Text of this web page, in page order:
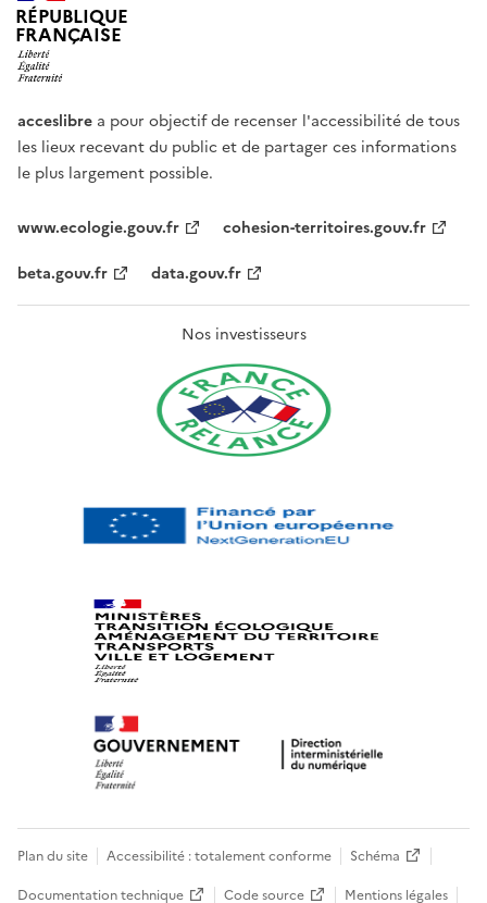
RÉPUBLIQUE
FRANÇAISE
acceslibre a pour objectif de recenser l'accessibilité de tous
les lieux recevant du public et de partager ces informations
le plus largement possible.
www.ecologie.gouv.fr
cohesion-territoires.gouv.fr
beta.gouv.fr
data.gouv.fr
Nos investisseurs
Plan du site Accessibilité : totalement conforme
Schéma
Documentation technique
Code source Mentions légales